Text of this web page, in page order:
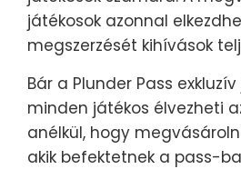
játékosok azonnal
megszerzését kihívások
Bár a Plunder Pass
minden játékos élvezheti
anélkül, hogy
akik befektetnek a pass-